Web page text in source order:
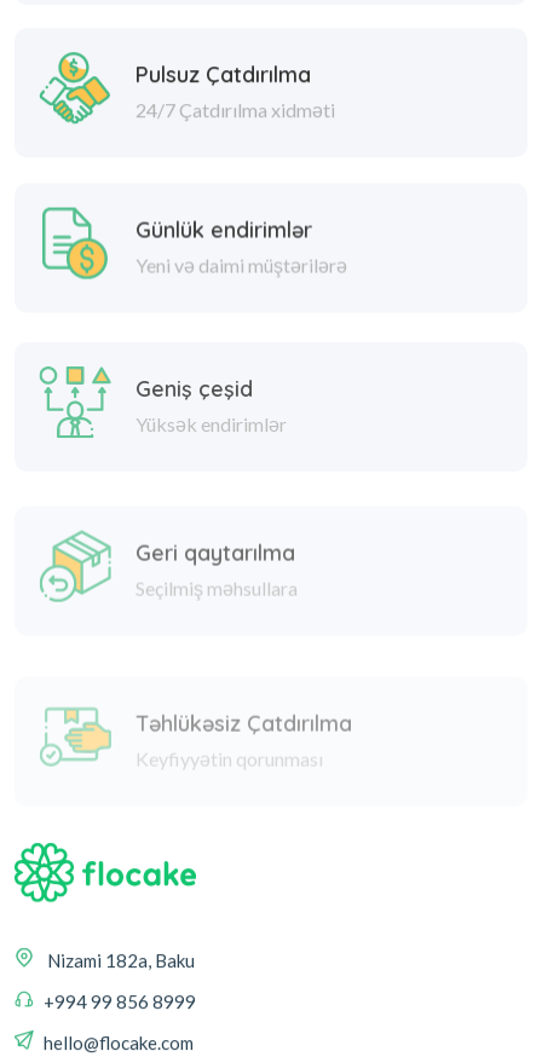
Pulsuz Çatdırılma
24/7 Çatdırılma xidməti
Günlük endirimlər
Yüksək endirimlər
Seçilmiş məhsullara
Nizami 182a, Baku
+994 99 856 8999
hello@flocake.com